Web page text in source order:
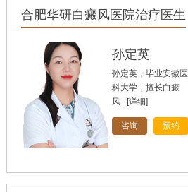
合肥华研白癜风医院治疗医生
孙定英
孙定英，毕业安徽医
科大学，擅长白癜
风...[详细]
咨询 预约
高汝辉